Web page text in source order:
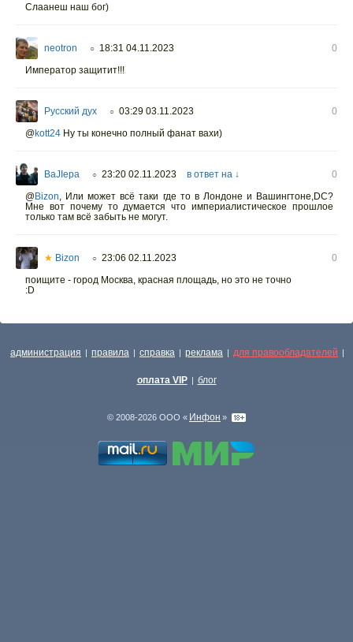
Слаанеш наш бог)
neotron ○ 18:31 04.11.2023
0
Император защитит!!!
Русский дух ○ 03:29 03.11.2023
0
@kott24 Ну ты конечно полный фанат вахи)
BaJIepa ○ 23:20 02.11.2023 в ответ на ↓
0
@Bizon
Или может всё таки где то в Лондоне и Вашингтоне,DC?
Мне вот почему то думается что империалистическое прошлое
только там всё забыть не могут.
★ Bizon ○ 23:06 02.11.2023
0
поищите - город Москва, красная площадь, но это не точно
:D
администрация | правила | справка | реклама | для правообладателей |
оплата VIP | блог
© 2008-2026 ООО « Инфон »